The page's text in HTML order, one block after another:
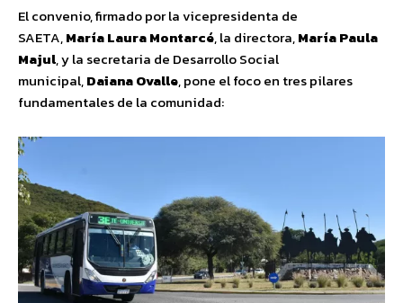
El convenio, firmado por la vicepresidenta de
SAETA,María Laura Montarcé, la directora,María Paula
Majul, y la secretaria de Desarrollo Social
municipal,Daiana Ovalle, pone el foco en tres pilares
fundamentales de la comunidad: